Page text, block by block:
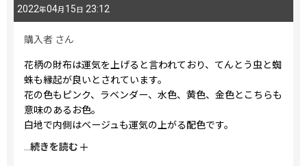
2022年04月 15日 23:12
購入者 さん
花柄の財布は運気を上げると言われており、てんとう虫と蜘
蛛も縁起が良いとされています。
花の色もピンク、ラベンダー、水色、黄色、金色とこちらも
意味のあるお色。
白地で内側はベージュも運気の上がる配色です。
あれもこれもと詰め込んだとっても欲張りな柄です！なのに
可愛い！
続きを読む